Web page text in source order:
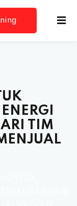
TIM